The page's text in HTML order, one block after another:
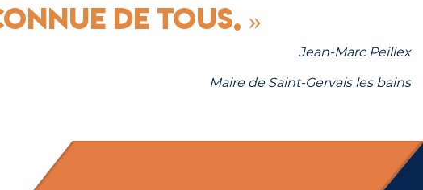
de tous. »
Jean-Marc Peillex
Maire de Saint-Gervais les bains